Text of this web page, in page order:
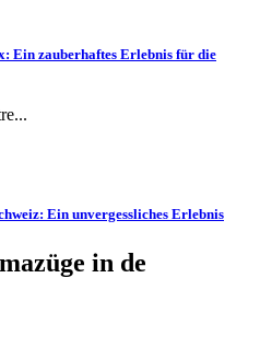
Ein zauberhaftes Erlebnis für die
Ein unvergessliches Erlebnis
in de